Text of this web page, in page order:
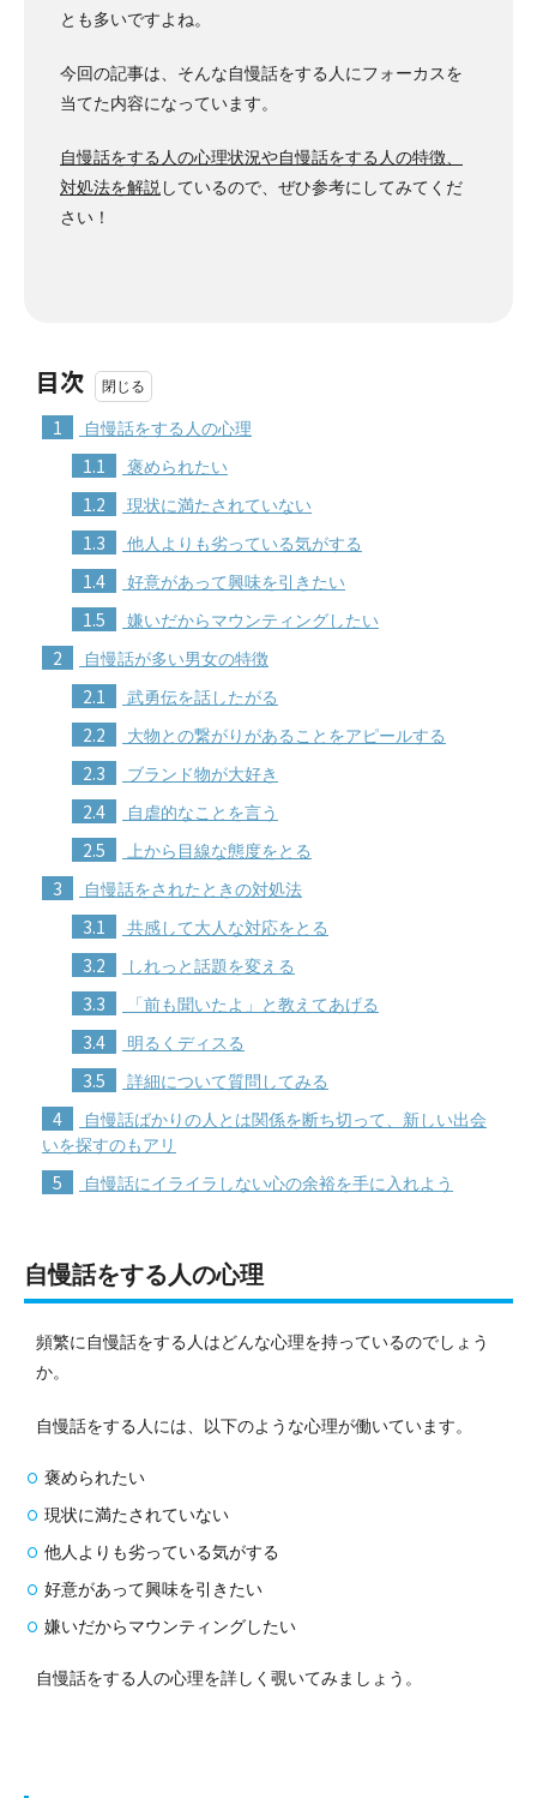
とも多いですよね。
今回の記事は、そんな自慢話をする人にフォーカスを
当てた内容になっています。
自慢話をする人の心理状況や自慢話をする人の特徴、
対処法を解説 しているので、ぜひ参考にしてみてくだ
さい！
目次
1 自慢話をする人の心理
1.1 褒められたい
1.2 現状に満たされていない
1.3 他人よりも劣っている気がする
1.4 好意があって興味を引きたい
1.5 嫌いだからマウンティングしたい
2 自慢話が多い男女の特徴
2.1 武勇伝を話したがる
2.2 大物との繋がりがあることをアピールする
2.3 ブランド物が大好き
2.4 自虐的なことを言う
2.5 上から目線な態度をとる
3 自慢話をされたときの対処法
3.1 共感して大人な対応をとる
3.2 しれっと話題を変える
3.3 「前も聞いたよ」と教えてあげる
3.4 明るくディスる
3.5 詳細について質問してみる
4
自慢話ばかりの人とは関係を断ち切って、新しい出会
いを探すのもアリ
5 自慢話にイライラしない心の余裕を手に入れよう
自慢話をする人の心理
頻繁に自慢話をする人はどんな心理を持っているのでしょう
か。
自慢話をする人には、以下のような心理が働いています。
褒められたい
現状に満たされていない
他人よりも劣っている気がする
好意があって興味を引きたい
嫌いだからマウンティングしたい
自慢話をする人の心理を詳しく覗いてみましょう。